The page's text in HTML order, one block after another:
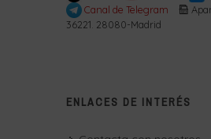
Canal de Telegram
36221. 28080-Madrid
ENLACES DE INTERÉS